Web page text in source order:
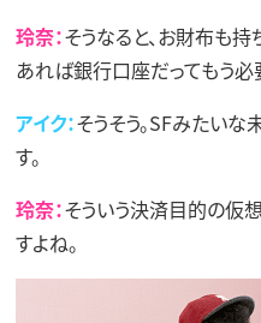
玲奈：そうなると、お財布も
あれば銀行口座だってもう必
アイク：そうそう。SFみたい
す。
玲奈：そういう決済目的の仮
すよね。